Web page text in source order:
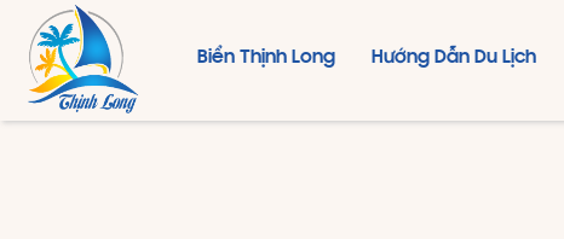
Biển Thịnh Long Hướng Dẫn Du Lịch